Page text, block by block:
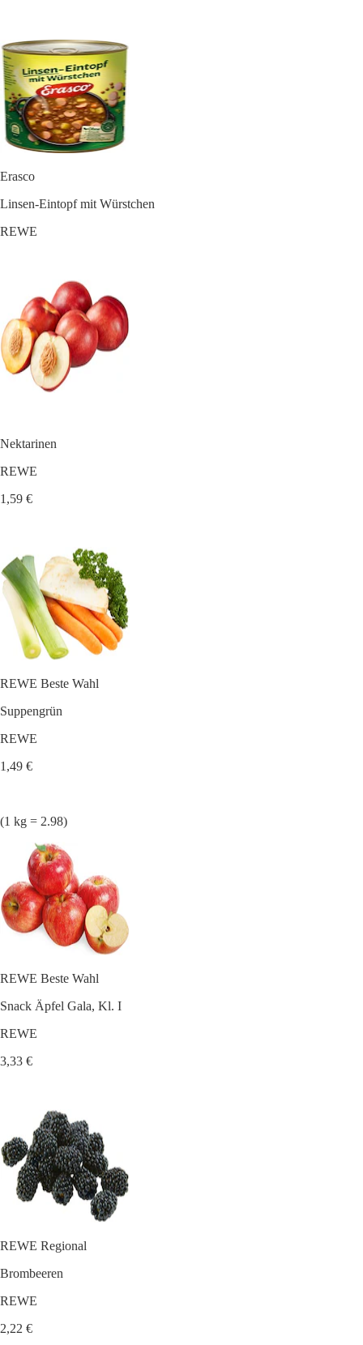
Erasco
Linsen-Eintopf mit Würstchen
REWE
Nektarinen
REWE
1,59 €
REWE Beste Wahl
Suppengrün
REWE
1,49 €
(1 kg = 2.98)
REWE Beste Wahl
Snack Äpfel Gala, Kl. I
REWE
3,33 €
REWE Regional
Brombeeren
REWE
2,22 €